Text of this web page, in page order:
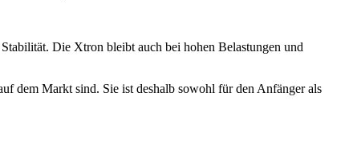
Die Xtron bleibt auch bei hohen Belastungen und
dem Markt sind. Sie ist deshalb sowohl für den Anfänger als